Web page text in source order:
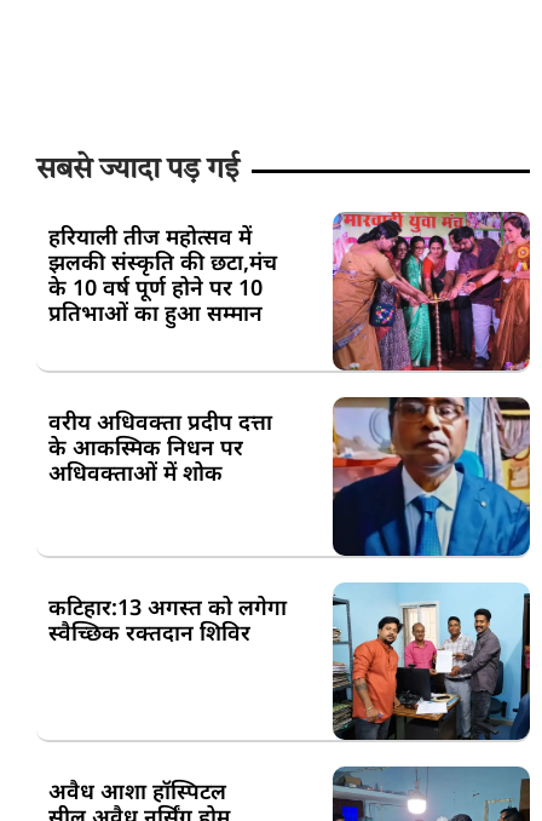
सबसे ज्यादा पड़ गई
हरियाली तीज महोत्सव में
झलकी संस्कृति की छटा,मंच
के 10 वर्ष पूर्ण होने पर 10
प्रतिभाओं का हुआ सम्मान
वरीय अधिवक्ता प्रदीप दत्ता
के आकस्मिक निधन पर
अधिवक्ताओं में शोक
कटिहार:13 अगस्त को लगेगा
स्वैच्छिक रक्तदान शिविर
अवैध आशा हॉस्पिटल